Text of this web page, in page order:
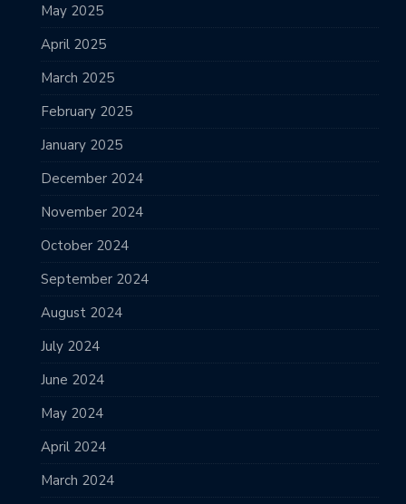
May 2025
April 2025
March 2025
February 2025
January 2025
December 2024
November 2024
October 2024
September 2024
August 2024
July 2024
June 2024
May 2024
April 2024
March 2024